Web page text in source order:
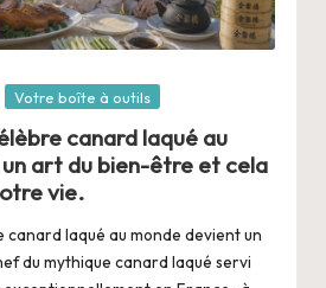
Votre boîte à outils
canard laqué au
art du bien-être et cela
vie.
canard laqué au monde devient un
du mythique canard laqué servi